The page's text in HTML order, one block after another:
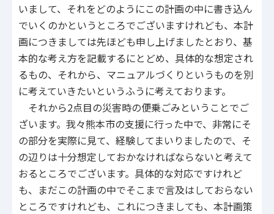
いまして、それをどのようにこの計画の中に書き込ん
でいくのかというところでございますけれども、本計
画につきましては先ほども申し上げましたとおり、基
本的な考え方を記載するにとどめ、具体的な想定され
るもの、それから、マニュアルづくりというものを別
に考えていきたいというふうに考えております。
それから2点目の災害時の便乗ごみということでご
ざいます。我々熊本市の支援に行った中で、非常にそ
の部分を実際に見て、経験してまいりましたので、そ
の辺りは十分想定しておかなければならないと考えて
おるところでございます。具体的な対応ですけれど
も、まだこの計画の中でそこまで言及はしておらない
ところですけれども、これにつきましても、本計画策